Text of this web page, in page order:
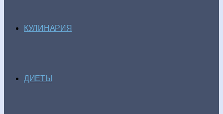
КУЛИНАРИЯ
ДИЕТЫ